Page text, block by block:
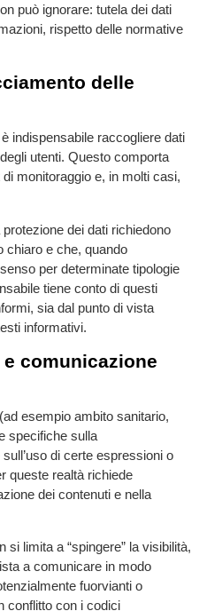
può ignorare: tutela dei dati
rispetto delle normative
delle
indispensabile raccogliere dati
utenti. Questo comporta
monitoraggio e, in molti casi,
dei dati richiedono
chiaro e che, quando
per determinate tipologie
tiene conto di questi
sia dal punto di vista
informativi.
comunicazione
esempio ambito sanitario,
specifiche sulla
di certe espressioni o
queste realtà richiede
dei contenuti e nella
limita a “spingere” la visibilità,
a comunicare in modo
fuorvianti o
conflitto con i codici